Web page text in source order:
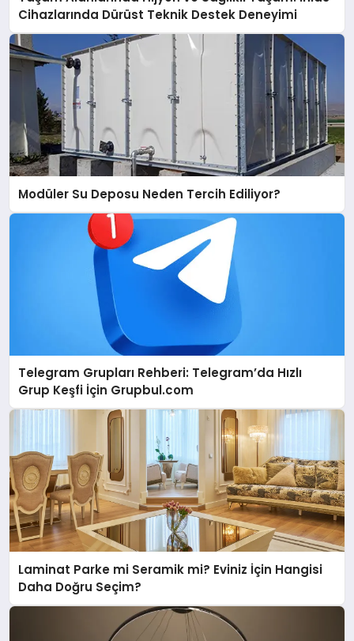
Cihazlarında Dürüst Teknik Destek Deneyimi
Modüler Su Deposu Neden Tercih Ediliyor?
Telegram Grupları Rehberi: Telegram’da Hızlı
Grup Keşfi İçin Grupbul.com
Laminat Parke mi Seramik mi? Eviniz İçin Hangisi
Daha Doğru Seçim?